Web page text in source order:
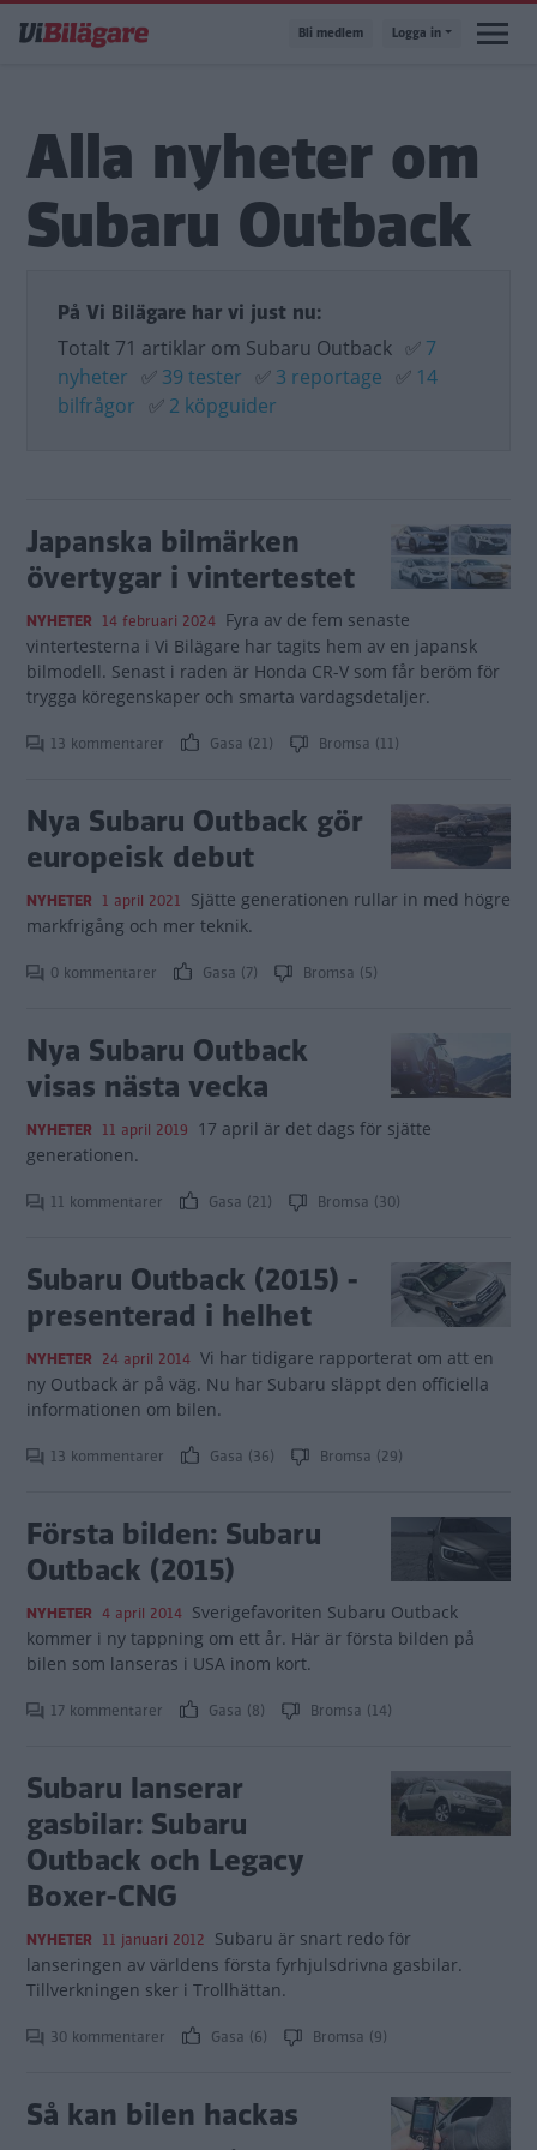
till
Bli medlem Logga in
Alla nyheter om
Subaru Outback
På Vi Bilägare har vi just nu:
Totalt 71 artiklar om Subaru Outback ✅ 7
nyheter ✅ 39 tester ✅ 3 reportage ✅ 14
bilfrågor ✅ 2 köpguider
Japanska bilmärken
övertygar i vintertestet
NYHETER 14 februari 2024 Fyra av de fem senaste
vintertesterna i Vi Bilägare har tagits hem av en japansk
bilmodell. Senast i raden är Honda CR-V som får beröm för
trygga köregenskaper och smarta vardagsdetaljer.
13 kommentarer Gasa (21) Bromsa (11)
Nya Subaru Outback gör
europeisk debut
NYHETER 1 april 2021 Sjätte generationen rullar in med högre
markfrigång och mer teknik.
0 kommentarer Gasa (7) Bromsa (5)
Nya Subaru Outback
visas nästa vecka
NYHETER 11 april 2019 17 april är det dags för sjätte
generationen.
11 kommentarer Gasa (21) Bromsa (30)
Subaru Outback (2015) -
presenterad i helhet
NYHETER 24 april 2014 Vi har tidigare rapporterat om att en
ny Outback är på väg. Nu har Subaru släppt den officiella
informationen om bilen.
13 kommentarer Gasa (36) Bromsa (29)
Första bilden: Subaru
Outback (2015)
NYHETER 4 april 2014 Sverigefavoriten Subaru Outback
kommer i ny tappning om ett år. Här är första bilden på
bilen som lanseras i USA inom kort.
17 kommentarer Gasa (8) Bromsa (14)
Subaru lanserar
gasbilar: Subaru
Outback och Legacy
Boxer-CNG
NYHETER 11 januari 2012 Subaru är snart redo för
lanseringen av världens första fyrhjulsdrivna gasbilar.
Tillverkningen sker i Trollhättan.
30 kommentarer Gasa (6) Bromsa (9)
Så kan bilen hackas